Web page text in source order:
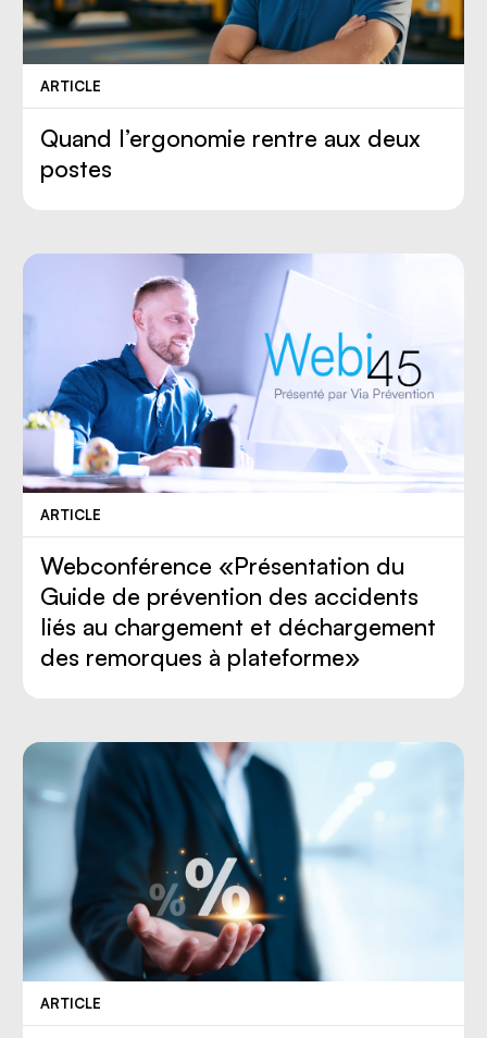
ARTICLE
Quand l’ergonomie rentre aux deux
postes
ARTICLE
Webconférence «Présentation du
Guide de prévention des accidents
liés au chargement et déchargement
des remorques à plateforme»
ARTICLE